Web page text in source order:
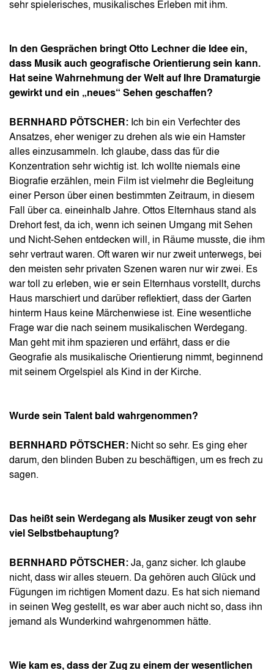
sehr spielerisches, musikalisches Erleben mit ihm.
In den Gesprächen bringt Otto Lechner die Idee ein,
dass Musik auch geografische Orientierung sein kann.
Hat seine Wahrnehmung der Welt auf Ihre Dramaturgie
gewirkt und ein „neues“ Sehen geschaffen?
BERNHARD PÖTSCHER: Ich bin ein Verfechter des
Ansatzes, eher weniger zu drehen als wie ein Hamster
alles einzusammeln. Ich glaube, dass das für die
Konzentration sehr wichtig ist. Ich wollte niemals eine
Biografie erzählen, mein Film ist vielmehr die Begleitung
einer Person über einen bestimmten Zeitraum, in diesem
Fall über ca. eineinhalb Jahre. Ottos Elternhaus stand als
Drehort fest, da ich, wenn ich seinen Umgang mit Sehen
und Nicht-Sehen entdecken will, in Räume musste, die ihm
sehr vertraut waren. Oft waren wir nur zweit unterwegs, bei
den meisten sehr privaten Szenen waren nur wir zwei. Es
war toll zu erleben, wie er sein Elternhaus vorstellt, durchs
Haus marschiert und darüber reflektiert, dass der Garten
hinterm Haus keine Märchenwiese ist. Eine wesentliche
Frage war die nach seinem musikalischen Werdegang.
Man geht mit ihm spazieren und erfährt, dass er die
Geografie als musikalische Orientierung nimmt, beginnend
mit seinem Orgelspiel als Kind in der Kirche.
Wurde sein Talent bald wahrgenommen?
BERNHARD PÖTSCHER: Nicht so sehr. Es ging eher
darum, den blinden Buben zu beschäftigen, um es frech zu
sagen.
Das heißt sein Werdegang als Musiker zeugt von sehr
viel Selbstbehauptung?
BERNHARD PÖTSCHER: Ja, ganz sicher. Ich glaube
nicht, dass wir alles steuern. Da gehören auch Glück und
Fügungen im richtigen Moment dazu. Es hat sich niemand
in seinen Weg gestellt, es war aber auch nicht so, dass ihn
jemand als Wunderkind wahrgenommen hätte.
Wie kam es, dass der Zug zu einem der wesentlichen